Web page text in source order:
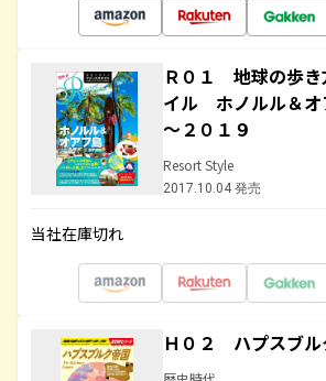
Ｒ０１ 地球の歩
イル ホノルル＆
～２０１９
Resort Style
2017.10.04 発売
当社在庫切れ
Ｈ０２ ハプスブル